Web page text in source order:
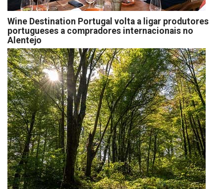
Wine Destination Portugal volta a ligar produtores
portugueses a compradores internacionais no
Alentejo